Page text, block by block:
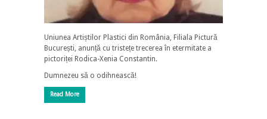
Uniunea Artiștilor Plastici din România, Filiala Pictură
București, anunță cu tristețe trecerea în etermitate a
pictoriței Rodica-Xenia Constantin.
Dumnezeu să o odihnească!
Read More